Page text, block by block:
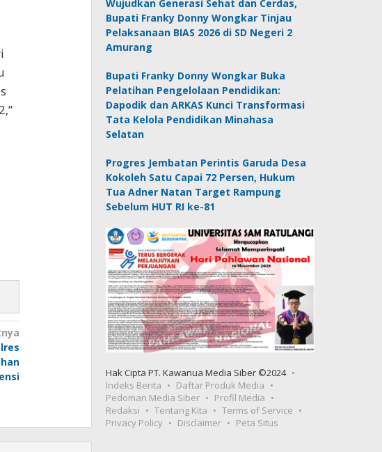
Wujudkan Generasi Sehat dan Cerdas,
Bupati Franky Donny Wongkar Tinjau
Pelaksanaan BIAS 2026 di SD Negeri 2
Amurang
Bupati Franky Donny Wongkar Buka
Pelatihan Pengelolaan Pendidikan:
Dapodik dan ARKAS Kunci Transformasi
Tata Kelola Pendidikan Minahasa
Selatan
Progres Jembatan Perintis Garuda Desa
Kokoleh Satu Capai 72 Persen, Hukum
Tua Adner Natan Target Rampung
Sebelum HUT RI ke-81
Hak Cipta PT. Kawanua Media Siber ©2024
Indeks Berita
Daftar Produk Media
Pedoman Media Siber
Profil Media
Redaksi
Tentang Kita
Terms of Service
Privacy Policy
Disclaimer Peta Situs